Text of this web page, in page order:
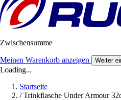
Zwischensumme
Meinen Warenkorb anzeigen Weiter
Loading...
Startseite
/ Trinkflasche Under Armour